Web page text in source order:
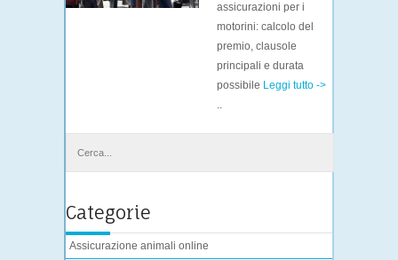
assicurazioni per i
motorini: calcolo del
premio, clausole
principali e durata
possibile Leggi tutto ->
..
Categorie
Assicurazione animali online